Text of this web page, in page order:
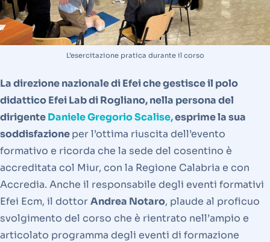
L’esercitazione pratica durante il corso
La direzione nazionale di Efei che gestisce il polo
didattico Efei Lab di Rogliano, nella persona del
dirigenteDaniele Gregorio Scalise,esprime la sua
soddisfazioneper l’ottima riuscita dell’evento
formativo e ricorda che la sede del cosentino è
accreditata col Miur, con la Regione Calabria e con
Accredia. Anche il responsabile degli eventi formativi
Efei Ecm, il dottorAndrea Notaro, plaude al proficuo
svolgimento del corso che è rientrato nell’ampio e
articolato programma degli eventi di formazione